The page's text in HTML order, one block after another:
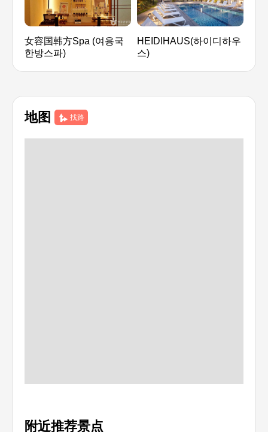
女容国韩方Spa (여용국
한방스파)
HEIDIHAUS(하이디하우
스)
워
地图 找路
附近推荐景点